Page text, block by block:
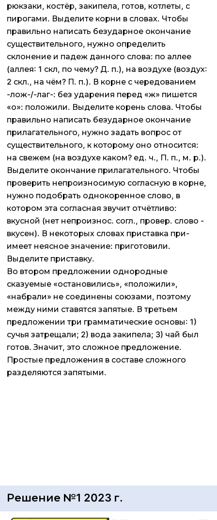
рюкзаки, костёр, закипела, готов, котлеты, с
пирогами. Выделите корни в словах. Чтобы
правильно написать безударное окончание
существительного, нужно определить
склонение и падеж данного слова: по аллее
(аллея: 1 скл, по чему? Д. п.), на воздухе (воздух:
2 скл., на чём? П. п.). В корне с чередованием
-лож-/-лаг-: без ударения перед «ж» пишется
«о»: положили. Выделите корень слова. Чтобы
правильно написать безударное окончание
прилагательного, нужно задать вопрос от
существительного, к которому оно относится:
на свежем (на воздухе каком? ед. ч., П. п., м. р.).
Выделите окончание прилагательного. Чтобы
проверить непроизносимую согласную в корне,
нужно подобрать однокоренное слово, в
котором эта согласная звучит отчётливо:
вкусной (нет непроизнос. согл., провер. слово -
вкусен). В некоторых словах приставка при-
имеет неясное значение: приготовили.
Выделите приставку.
Во втором предложении однородные
сказуемые «остановились», «положили»,
«набрали» не соединены союзами, поэтому
между ними ставятся запятые. В третьем
предложении три грамматические основы: 1)
сучья затрещали; 2) вода закипела; 3) чай был
готов. Значит, это сложное предложение.
Простые предложения в составе сложного
разделяются запятыми.
Решение №1 2023 г.